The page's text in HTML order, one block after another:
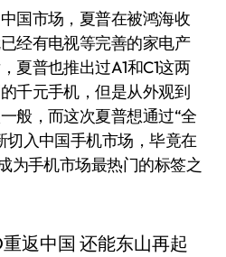
国市场，夏普在被鸿海收
经有电视等完善的家电产
夏普也推出过A1和C1这两
千元手机，但是从外观到
般，而这次夏普想通过“全
切入中国手机市场，毕竟在
为手机市场最热门的标签之